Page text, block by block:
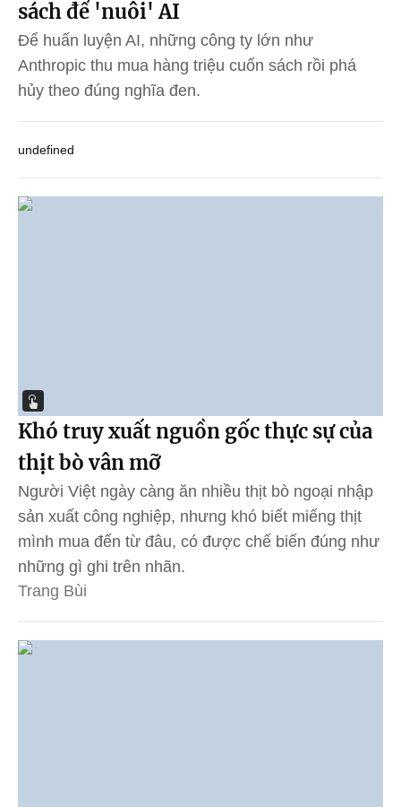
sách để 'nuôi' AI
Để huấn luyện AI, những công ty lớn như
Anthropic thu mua hàng triệu cuốn sách rồi phá
hủy theo đúng nghĩa đen.
undefined
Khó truy xuất nguồn gốc thực sự của
thịt bò vân mỡ
Người Việt ngày càng ăn nhiều thịt bò ngoại nhập
sản xuất công nghiệp, nhưng khó biết miếng thịt
mình mua đến từ đâu, có được chế biến đúng như
những gì ghi trên nhãn.
Trang Bùi